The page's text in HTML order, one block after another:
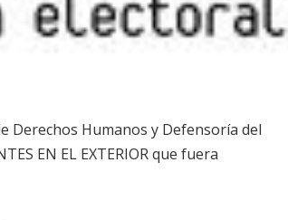
Derechos Humanos y Defensoría del
EN EL EXTERIOR que fuera